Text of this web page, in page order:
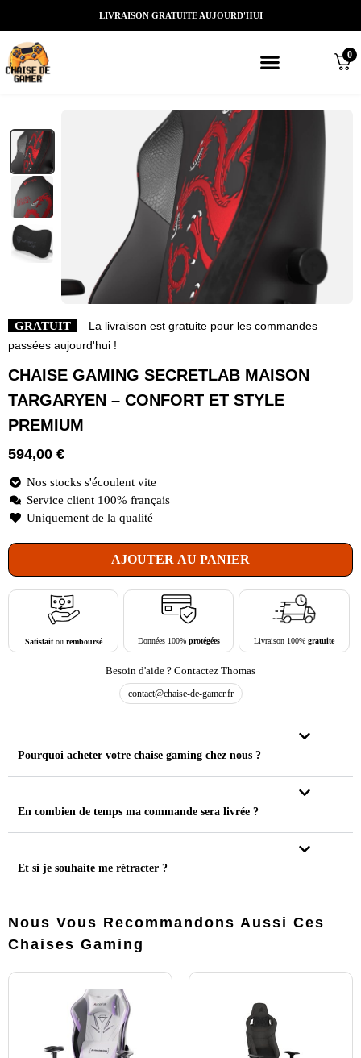
LIVRAISON GRATUITE AUJOURD'HUI
0
GRATUIT
La livraison est gratuite pour les commandes
passées aujourd'hui !
CHAISE GAMING SECRETLAB MAISON
TARGARYEN – CONFORT ET STYLE
PREMIUM
594,00 €
Nos stocks s'écoulent vite
Service client 100% français
Uniquement de la qualité
AJOUTER AU PANIER
Satisfaitou remboursé Données 100% protégées Livraison 100%gratuite
Besoin d'aide ? Contactez Thomas
contact@chaise-de-gamer.fr
Pourquoi acheter votre chaise gaming chez nous ?
En combien de temps ma commande sera livrée ?
Et si je souhaite me rétracter ?
Nous Vous Recommandons Aussi Ces
Chaises Gaming